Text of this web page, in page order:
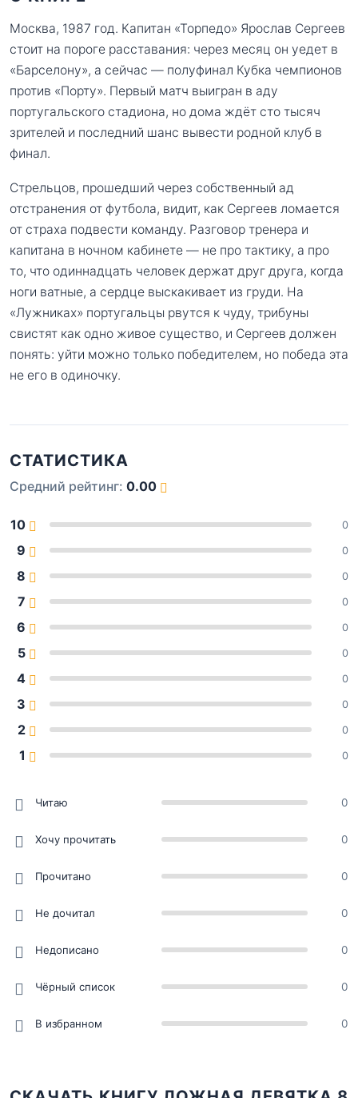
Москва, 1987 год. Капитан «Торпедо» Ярослав Сергеев
стоит на пороге расставания: через месяц он уедет в
«Барселону», а сейчас — полуфинал Кубка чемпионов
против «Порту». Первый матч выигран в аду
португальского стадиона, но дома ждёт сто тысяч
зрителей и последний шанс вывести родной клуб в
финал.
Стрельцов, прошедший через собственный ад
отстранения от футбола, видит, как Сергеев ломается
от страха подвести команду. Разговор тренера и
капитана в ночном кабинете — не про тактику, а про
то, что одиннадцать человек держат друг друга, когда
ноги ватные, а сердце выскакивает из груди. На
«Лужниках» португальцы рвутся к чуду, трибуны
свистят как одно живое существо, и Сергеев должен
понять: уйти можно только победителем, но победа эта
не его в одиночку.
СТАТИСТИКА
Средний рейтинг: 0.00
10 0
9 0
8 0
7 0
6 0
5 0
4 0
3 0
2 0
1 0
Читаю 0
Хочу прочитать 0
Прочитано 0
Не дочитал 0
Недописано 0
Чёрный список 0
В избранном 0